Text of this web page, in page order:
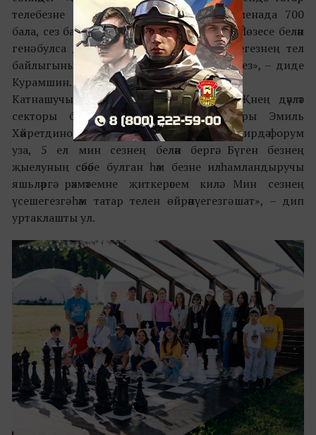
телебезне бергәләп шомартыйк. Бүген сменада 700
бала, сез барысы белән дә таныша аласыз. Йөзесе белән
генә булса да аралашып карагыз, сез үзегезнең тел
байлыгының ничек яхшырачагын күрерсез», – диде
Курамшин.
Катнашучыларга «АК БАРС» БАНК ГАҖнең дәүләт
секторы белән эшләү буенча директоры Эмиль
Хәйретдинов да мөрәҗәгать итте. «11 ел бу җирдә форум
уза, 5 ел мин сезнең белән бергә. Бүген безнең
җыелуның сәбәбе булган һәм безне илһамландыручы
яшьләргә рәхмәтемне җиткерәсем килә. Мин сезнең
үсешегезгә һәм татар телен өйрәнүегезгә шат», – дип
уртаклашты ул.